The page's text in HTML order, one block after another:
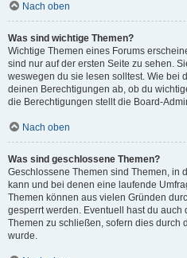
Nach oben
Was sind wichtige Themen?
Wichtige Themen eines Forums
sind nur auf der ersten Seite zu sehen.
weswegen du sie lesen solltest. Wie bei
deinen Berechtigungen ab, ob du
die Berechtigungen stellt die Board-
Nach oben
Was sind geschlossene Themen?
Geschlossene Themen sind Themen, in
kann und bei denen eine laufende
Themen können aus vielen Gründen
gesperrt werden. Eventuell hast du
Themen zu schließen, sofern dies durch
wurde.